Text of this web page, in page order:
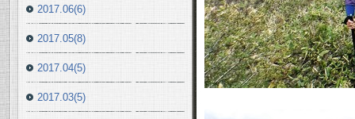
2017.06(6)
2017.05(8)
2017.04(5)
2017.03(5)